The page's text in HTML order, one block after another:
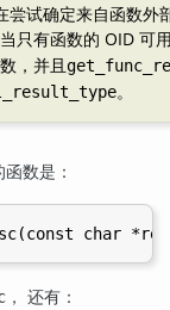
试确定来自函数外
当只有函数的 OID 可
，并且
。
函数是：
， 还有：